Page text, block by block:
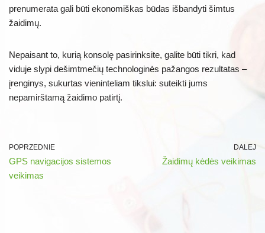
prenumerata gali būti ekonomiškas būdas išbandyti šimtus
žaidimų.
Nepaisant to, kurią konsolę pasirinksite, galite būti tikri, kad
viduje slypi dešimtmečių technologinės pažangos rezultatas –
įrenginys, sukurtas vieninteliam tikslui: suteikti jums
nepamirštamą žaidimo patirtį.
POPRZEDNIE
GPS navigacijos sistemos
veikimas
DALEJ
Žaidimų kėdės veikimas